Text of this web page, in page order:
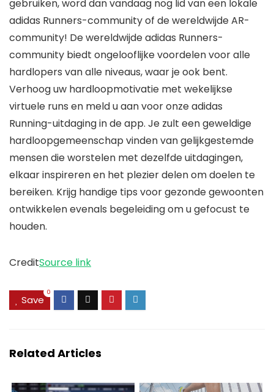
gebruiken, word dan vandaag nog lid van een lokale
adidas Runners-community of de wereldwijde AR-
community! De wereldwijde adidas Runners-
community biedt ongelooflijke voordelen voor alle
hardlopers van alle niveaus, waar je ook bent.
Verhoog uw hardloopmotivatie met wekelijkse
virtuele runs en meld u aan voor onzeadidas
Running-uitdaging in de app. Je zult een geweldige
hardloopgemeenschap vinden van gelijkgestemde
mensen die worstelen met dezelfde uitdagingen,
elkaar inspireren en het plezier delen om doelen te
bereiken. Krijg handige tips voorgezonde gewoonten
ontwikkelenevenals begeleiding om u gefocust te
houden.
CreditSource link
Save
0
Related Articles